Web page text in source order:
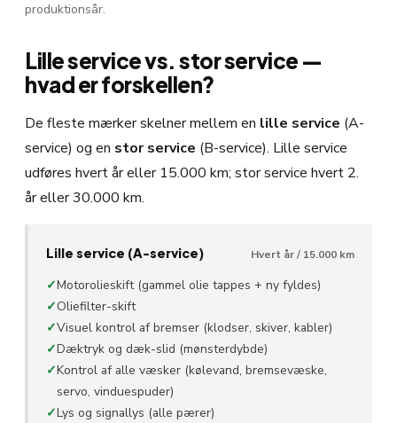
produktionsår.
Lille service vs. stor service —
hvad er forskellen?
De fleste mærker skelner mellem en lille service (A-
service) og en stor service (B-service). Lille service
udføres hvert år eller 15.000 km; stor service hvert 2.
år eller 30.000 km.
Lille service (A-service) Hvert år / 15.000 km
✓Motorolieskift (gammel olie tappes + ny fyldes)
✓Oliefilter-skift
✓Visuel kontrol af bremser (klodser, skiver, kabler)
✓Dæktryk og dæk-slid (mønsterdybde)
✓Kontrol af alle væsker (kølevand, bremsevæske,
servo, vinduespuder)
✓Lys og signallys (alle pærer)